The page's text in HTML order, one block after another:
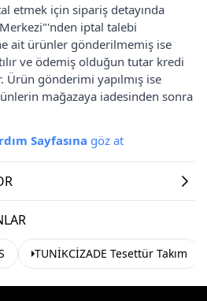
etmek için sipariş detayında
iptal talebi
ait ürünler gönderilmemiş ise
ve ödemiş olduğun tutar kredi
Ürün gönderimi yapılmış ise
mağazaya iadesinden sonra
Sayfasına göz at
TUNİKCİZADE Tesettür Takım